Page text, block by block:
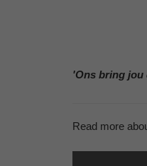
'Ons bring jou
Read more